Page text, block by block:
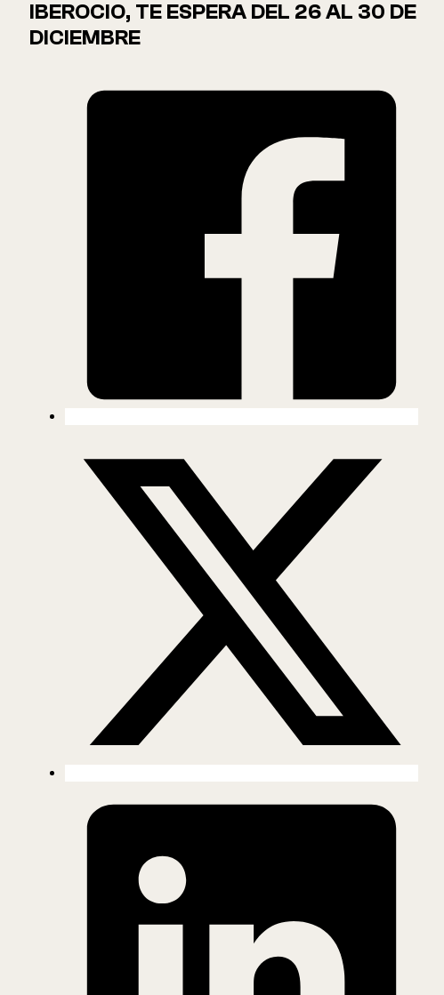
IBEROCIO, TE ESPERA DEL 26 AL 30 DE
DICIEMBRE